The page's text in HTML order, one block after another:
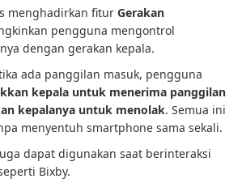
menghadirkan fitur Gerakan
pengguna mengontrol
dengan gerakan kepala.
ada panggilan masuk, pengguna
kepala untuk menerima panggilan
kepalanya untuk menolak. Semua ini
menyentuh smartphone sama sekali.
dapat digunakan saat berinteraksi
Bixby.